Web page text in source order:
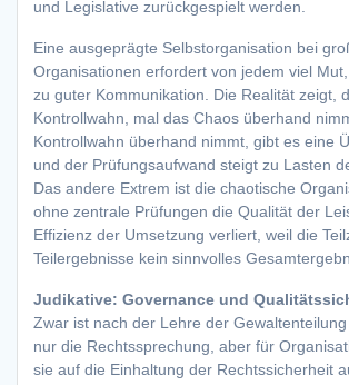
und Legislative zurückgespielt werden.
Eine ausgeprägte Selbstorganisation bei
Organisationen erfordert von jedem viel
zu guter Kommunikation. Die Realität zeigt,
Kontrollwahn, mal das Chaos überhand
Kontrollwahn überhand nimmt, gibt es eine
und der Prüfungsaufwand steigt zu Lasten
Das andere Extrem ist die chaotische
ohne zentrale Prüfungen die Qualität der
Effizienz der Umsetzung verliert, weil die
Teilergebnisse kein sinnvolles
Judikative: Governance und
Zwar ist nach der Lehre der
nur die Rechtssprechung, aber für
sie auf die Einhaltung der Rechtssicherheit